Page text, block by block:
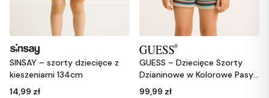
SINSAY – szorty dziecięce z
kieszeniami 134cm
14,99 zł
GUESS – Dziecięce Szorty
Dzianinowe w Kolorowe Pasy
12
99,99 zł